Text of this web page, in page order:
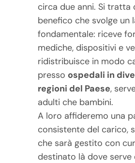
circa due anni. Si tratta
benefico che svolge un
fondamentale: riceve
mediche, dispositivi e
ridistribuisce in modo
presso ospedali in
regioni del Paese,
adulti che bambini.
A loro affideremo una
consistente del carico,
che sarà gestito con
destinato là dove serve